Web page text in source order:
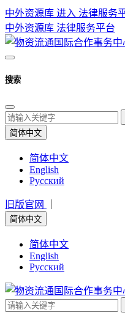
中外资源库 进入 法律服务
中外资源库 法律服务平台
搜索
简体中文
简体中文
English
Русский
旧版官网
简体中文
简体中文
English
Русский